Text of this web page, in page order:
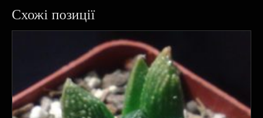
Схожі позиції